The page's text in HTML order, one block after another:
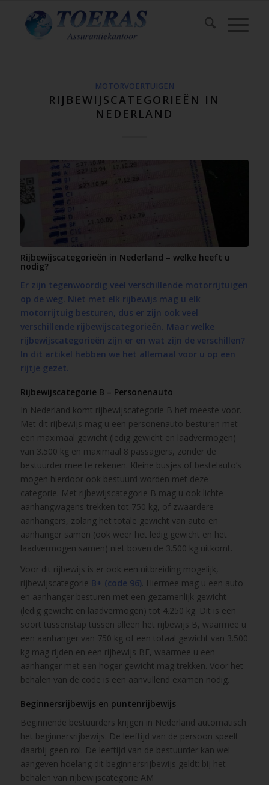
MOTORVOERTUIGEN
RIJBEWIJSCATEGORIEËN IN
NEDERLAND
Rijbewijscategorieën in Nederland – welke heeft u
nodig?
Er zijn tegenwoordig veel verschillende motorrijtuigen
op de weg. Niet met elk rijbewijs mag u elk
motorrijtuig besturen, dus er zijn ook veel
verschillende rijbewijscategorieën. Maar welke
rijbewijscategorieën zijn er en wat zijn de verschillen?
In dit artikel hebben we het allemaal voor u op een
rijtje gezet.
Rijbewijscategorie B – Personenauto
In Nederland komt rijbewijscategorie B het meeste voor.
Met dit rijbewijs mag u een personenauto besturen met
een maximaal gewicht (ledig gewicht en laadvermogen)
van 3.500 kg en maximaal 8 passagiers, zonder de
bestuurder mee te rekenen. Kleine busjes of bestelauto’s
mogen hierdoor ook bestuurd worden met deze
categorie. Met rijbewijscategorie B mag u ook lichte
aanhangwagens trekken tot 750 kg, of zwaardere
aanhangers, zolang het totale gewicht van auto en
aanhanger samen (ook weer het ledig gewicht en het
laadvermogen samen) niet boven de 3.500 kg uitkomt.
Voor dit rijbewijs is er ook een uitbreiding mogelijk,
rijbewijscategorie B+ (code 96). Hiermee mag u een auto
en aanhanger besturen met een gezamenlijk gewicht
(ledig gewicht en laadvermogen) tot 4.250 kg. Dit is een
soort tussenstap tussen alleen het rijbewijs B, waarmee u
een aanhanger van 750 kg of een totaal gewicht van 3.500
kg mag rijden en een rijbewijs BE, waarmee u een
aanhanger met een hoger gewicht mag trekken. Voor het
behalen van de code is een aanvullend examen nodig.
Beginnersrijbewijs en puntenrijbewijs
Beginnende bestuurders krijgen in Nederland automatisch
het beginnersrijbewijs. De leeftijd van de persoon speelt
daarbij geen rol. De leeftijd van de bestuurder kan wel
aangeven hoelang dit beginnersrijbewijs geldt: bij het
behalen van rijbewijscategorie AM